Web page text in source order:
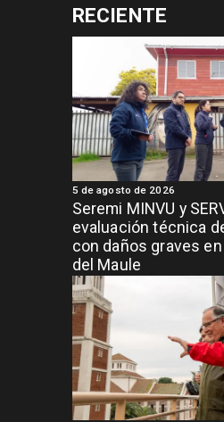
RECIENTE
Seremi MINVU y
evaluación técnica
con daños graves
del Maule
5 de agosto de 2026